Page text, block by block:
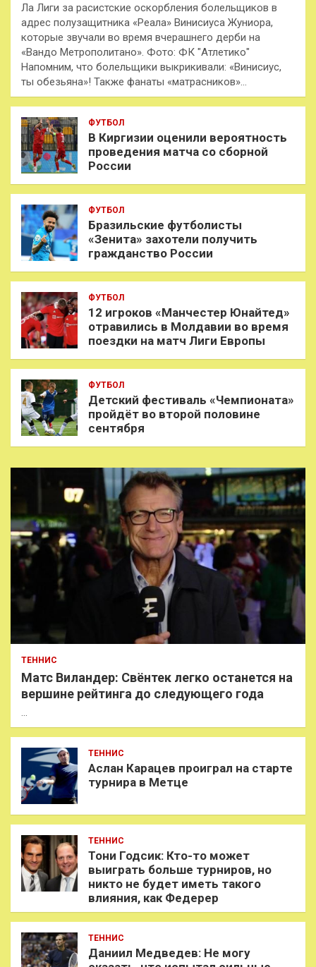
Ла Лиги за расистские оскорбления болельщиков в
адрес полузащитника «Реала» Винисиуса Жуниора,
которые звучали во время вчерашнего дерби на
«Вандо Метрополитано». Фото: ФК "Атлетико"
Напомним, что болельщики выкрикивали: «Винисиус,
ты обезьяна»! Также фанаты «матрасников»…
ФУТБОЛ
В Киргизии оценили вероятность
проведения матча со сборной
России
ФУТБОЛ
Бразильские футболисты
«Зенита» захотели получить
гражданство России
ФУТБОЛ
12 игроков «Манчестер Юнайтед»
отравились в Молдавии во время
поездки на матч Лиги Европы
ФУТБОЛ
Детский фестиваль «Чемпионата»
пройдёт во второй половине
сентября
ТЕННИС
Матс Виландер: Свёнтек легко останется на
вершине рейтинга до следующего года
…
ТЕННИС
Аслан Карацев проиграл на старте
турнира в Метце
ТЕННИС
Тони Годсик: Кто-то может
выиграть больше турниров, но
никто не будет иметь такого
влияния, как Федерер
ТЕННИС
Даниил Медведев: Не могу